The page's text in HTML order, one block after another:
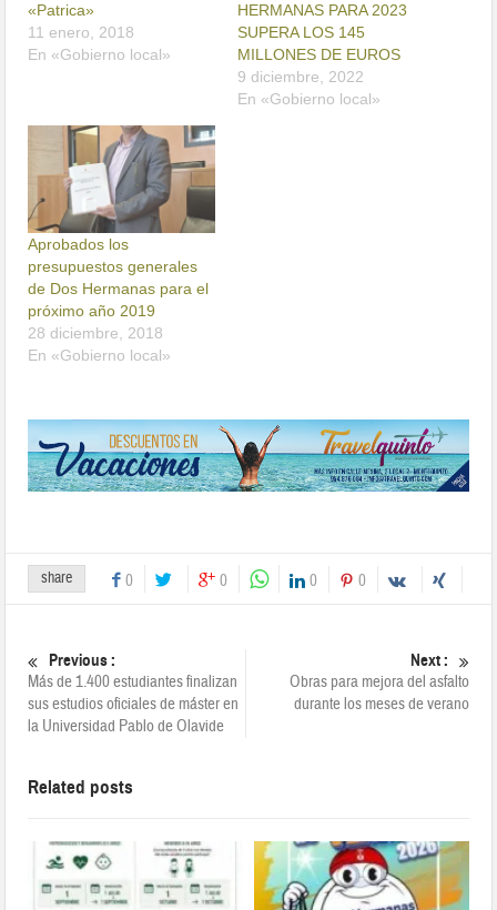
«Patrica»
11 enero, 2018
En «Gobierno local»
HERMANAS PARA 2023
SUPERA LOS 145
MILLONES DE EUROS
9 diciembre, 2022
En «Gobierno local»
Aprobados los
presupuestos generales
de Dos Hermanas para el
próximo año 2019
28 diciembre, 2018
En «Gobierno local»
share 0 0 0 0
Previous :
Más de 1.400 estudiantes finalizan
sus estudios oficiales de máster en
la Universidad Pablo de Olavide
Next :
Obras para mejora del asfalto
durante los meses de verano
Related posts